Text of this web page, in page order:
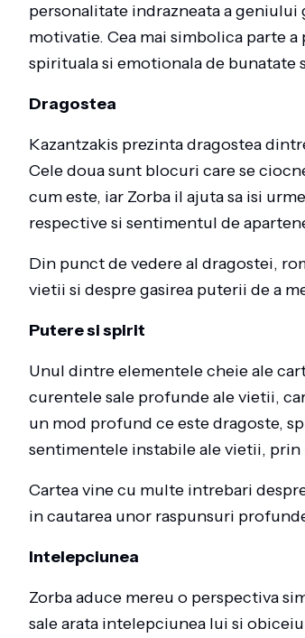
personalitate indrazneata a geniului
motivatie. Cea mai simbolica parte
spirituala si emotionala de bunatate
Dragostea
Kazantzakis prezinta dragostea
Cele doua sunt blocuri care se
cum este, iar Zorba il ajuta sa isi
respective si sentimentul de
Din punct de vedere al dragostei,
vietii si despre gasirea puterii de a
Putere si spirit
Unul dintre elementele cheie ale
curentele sale profunde ale vietii,
un mod profund ce este dragoste,
sentimentele instabile ale vietii,
Cartea vine cu multe intrebari
in cautarea unor raspunsuri
Intelepciunea
Zorba aduce mereu o perspectiva
sale arata intelepciunea lui si